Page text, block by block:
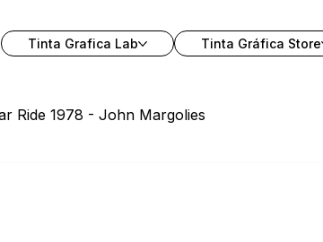
Tinta Grafica Lab Tinta Gráfica Store
Ride 1978 - John Margolies